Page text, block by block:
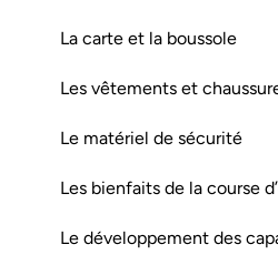
La carte et la boussole
Les vêtements et
Le matériel de sécurité
Les bienfaits de la course
Le développement des